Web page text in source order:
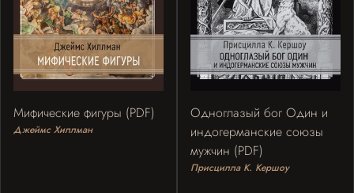
Мифические фигуры (PDF)
Джеймс Хиллман
Одноглазый бог Один и
индогерманские союзы
мужчин (PDF)
Присцилла К. Кершоу